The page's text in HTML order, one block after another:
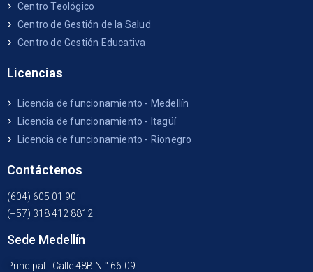
Centro Teológico
Centro de Gestión de la Salud
Centro de Gestión Educativa
Licencias
Licencia de funcionamiento - Medellín
Licencia de funcionamiento - Itagüí
Licencia de funcionamiento - Rionegro
Contáctenos
(604) 605 01 90
(+57) 318 412 8812
Sede Medellín
Principal - Calle 48B N ° 66-09